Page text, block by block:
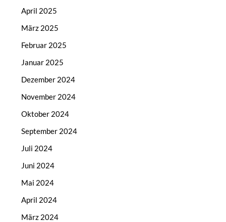
April 2025
März 2025
Februar 2025
Januar 2025
Dezember 2024
November 2024
Oktober 2024
September 2024
Juli 2024
Juni 2024
Mai 2024
April 2024
März 2024